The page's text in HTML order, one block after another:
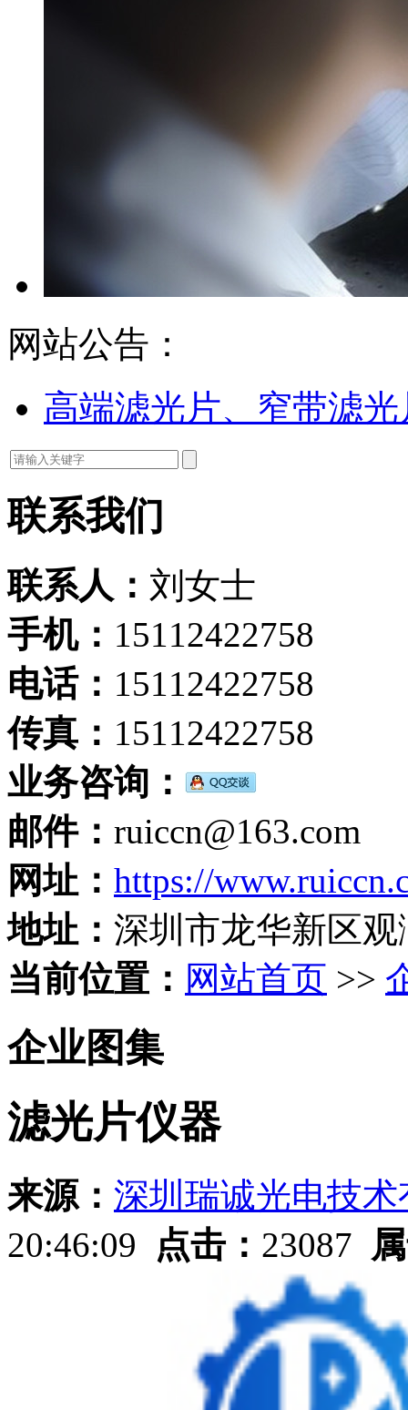
网站公告：
高端滤光片、窄带滤
联系我们
联系人： 刘女士
手机： 15112422758
电话： 15112422758
传真： 15112422758
业务咨询：
邮件： ruiccn@163.com
网址： https://
地址： 深圳市龙华新区
当前位置： 网站首页 >>
企业图集
滤光片仪器
来源： 深圳瑞诚光电技
20:46:09
点击： 23087